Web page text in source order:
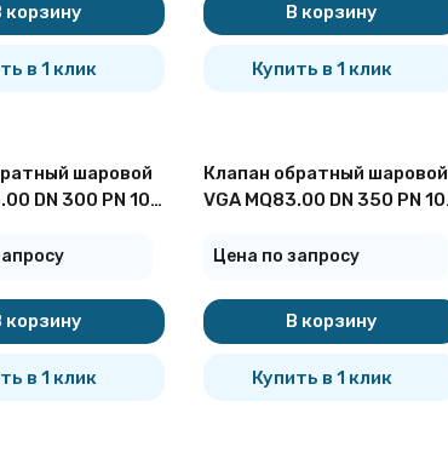
корзину
в 1 клик
В корзину
Купить в 1 клик
шаровой
DN 300 PN 10
корзину
в 1 клик
Клапан обратный шаровой
VGA MQ83.00 DN 350 PN 10
Цена по запросу
В корзину
Купить в 1 клик